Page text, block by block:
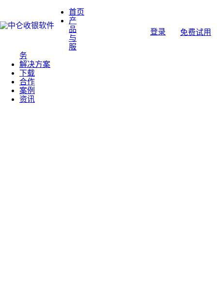
首页
产
品
与
服
务
解决方案
下载
合作
案例
资讯
登录 免费试用